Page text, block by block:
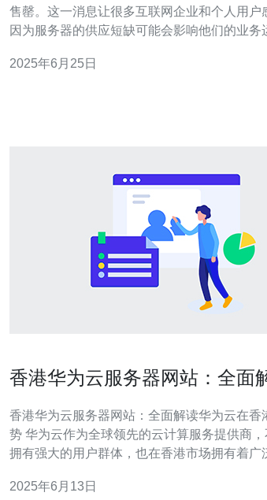
售罄。这一消息让很多互联网企业和个人用户
因为服务器的供应短缺可能会影响他们的业务
港服务器之所以如此受欢迎，主要是因为其稳
2025年6月25日
香港华为云服务器网站：全面
香港华为云服务器网站：全面解读华为云在香
势 华为云作为全球领先的云计算服务提供商，不仅在国内
拥有强大的用户群体，也在香港市场拥有着广
益增长。华为云在香港的服务优势主要体现在
2025年6月13日